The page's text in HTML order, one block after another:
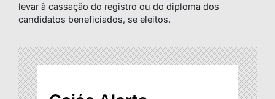
levar à cassação do registro ou do diploma dos
candidatos beneficiados, se eleitos.